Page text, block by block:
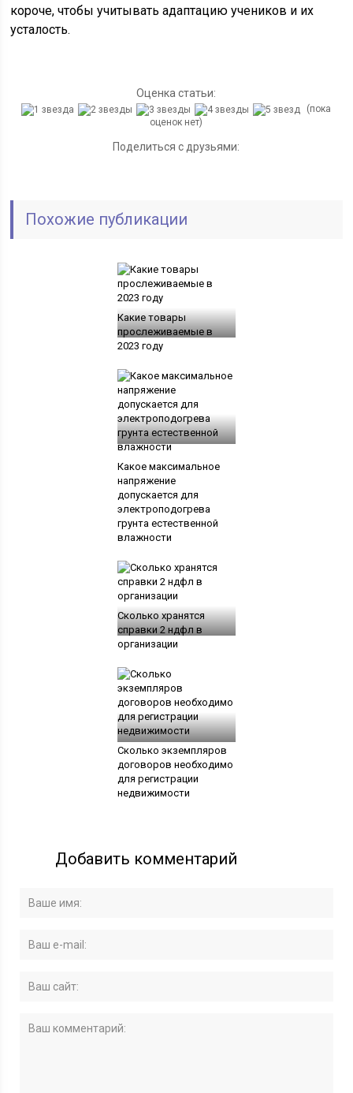
короче, чтобы учитывать адаптацию учеников и их
усталость.
Оценка статьи:
(пока
оценок нет)
Поделиться с друзьями:
Похожие публикации
Какие товары
прослеживаемые в
2023 году
Какое максимальное
напряжение
допускается для
электроподогрева
грунта естественной
влажности
Сколько хранятся
справки 2 ндфл в
организации
Сколько экземпляров
договоров необходимо
для регистрации
недвижимости
Добавить комментарий